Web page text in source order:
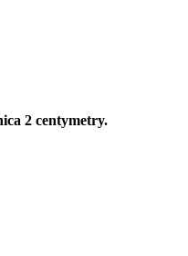
2 centymetry.